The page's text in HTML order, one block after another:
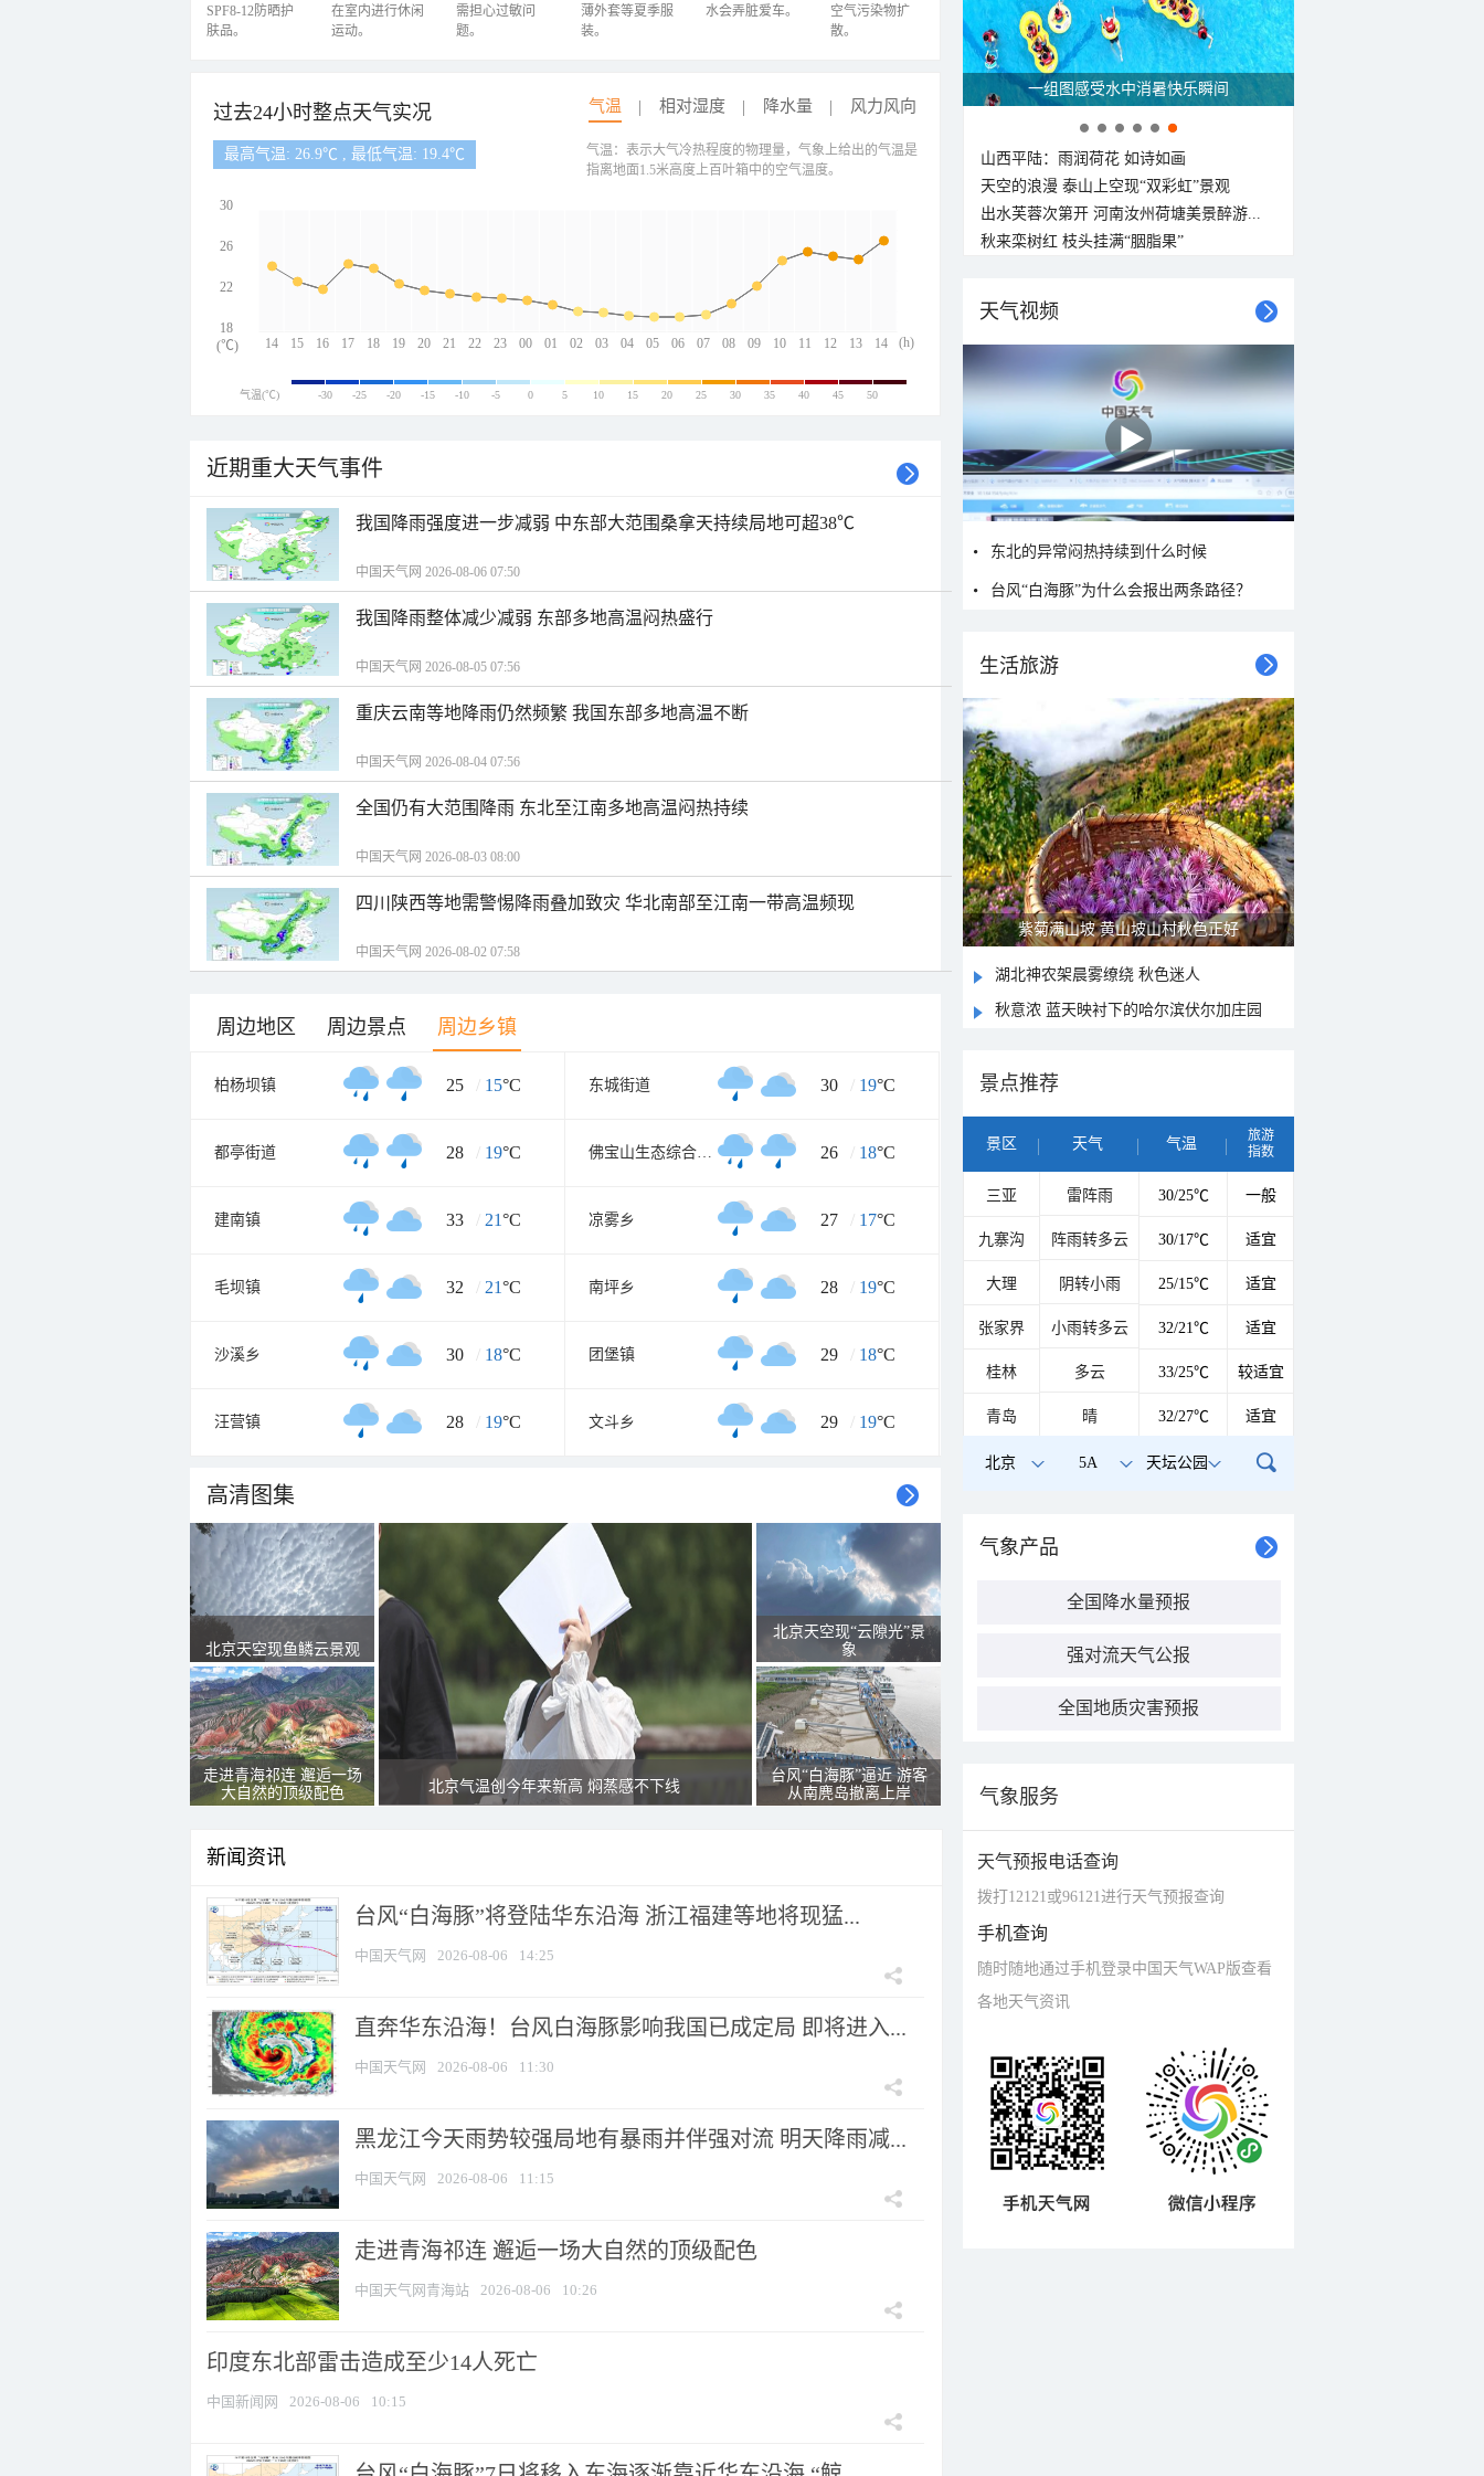
SPF8-12防晒护
肤品。
在室内进行休闲
运动。
需担心过敏问
题。
薄外套等夏季服
装。
水会弄脏爱车。
空气污染物扩
散。
过去24小时整点天气实况 气温 相对湿度 降水量 风力风向
最高气温: 26.9℃ , 最低气温: 19.4℃
14 15 16 17 18 19 20 21 22 23 00 01 02 03 04 05 06 07 08 09 10 11 12 13 14
30
26
22
18
(h)
(℃)
气温：表示大气冷热程度的物理量，气象上给出的气温是
指离地面1.5米高度上百叶箱中的空气温度。
气温(℃) -30 -25 -20 -15 -10 -5 0 5 10 15 20 25 30 35 40 45 50
近期重大天气事件
我国降雨强度进一步减弱 中东部大范围桑拿天持续局地可超38℃
中国天气网 2026-08-06 07:50
我国降雨整体减少减弱 东部多地高温闷热盛行
中国天气网 2026-08-05 07:56
重庆云南等地降雨仍然频繁 我国东部多地高温不断
中国天气网 2026-08-04 07:56
全国仍有大范围降雨 东北至江南多地高温闷热持续
中国天气网 2026-08-03 08:00
四川陕西等地需警惕降雨叠加致灾 华北南部至江南一带高温频现
中国天气网 2026-08-02 07:58
周边地区 周边景点 周边乡镇
柏杨坝镇 25 / 15°C 东城街道 30 / 19°C
都亭街道 28 / 19°C 佛宝山生态综合开发区 26 / 18°C
建南镇 33 / 21°C 凉雾乡 27 / 17°C
毛坝镇 32 / 21°C 南坪乡 28 / 19°C
沙溪乡 30 / 18°C 团堡镇 29 / 18°C
汪营镇 28 / 19°C 文斗乡 29 / 19°C
高清图集
北京天空现鱼鳞云景观
走进青海祁连 邂逅一场
大自然的顶级配色
北京气温创今年来新高 焖蒸感不下线
北京天空现“云隙光”景
象
台风“白海豚”逼近 游客
从南麂岛撤离上岸
新闻资讯
台风“白海豚”将登陆华东沿海 浙江福建等地将现猛...
中国天气网 2026-08-06 14:25
直奔华东沿海！台风白海豚影响我国已成定局 即将进入...
中国天气网 2026-08-06 11:30
黑龙江今天雨势较强局地有暴雨并伴强对流 明天降雨减...
中国天气网 2026-08-06 11:15
走进青海祁连 邂逅一场大自然的顶级配色
中国天气网青海站 2026-08-06 10:26
印度东北部雷击造成至少14人死亡
中国新闻网 2026-08-06 10:15
一组图感受水中消暑快乐瞬间
山西平陆：雨润荷花 如诗如画
天空的浪漫 泰山上空现“双彩虹”景观
出水芙蓉次第开 河南汝州荷塘美景醉游...
秋来栾树红 枝头挂满“胭脂果”
天气视频
东北的异常闷热持续到什么时候
台风“白海豚”为什么会报出两条路径？
生活旅游
紫菊满山坡 黄山坡山村秋色正好
湖北神农架晨雾缭绕 秋色迷人
秋意浓 蓝天映衬下的哈尔滨伏尔加庄园
景点推荐
景区 天气 气温
旅游
指数
三亚 雷阵雨 30/25℃ 一般
九寨沟 阵雨转多云 30/17℃ 适宜
大理 阴转小雨 25/15℃ 适宜
张家界 小雨转多云 32/21℃ 适宜
桂林 多云 33/25℃ 较适宜
青岛 晴 32/27℃ 适宜
北京 5A 天坛公园
气象产品
全国降水量预报
强对流天气公报
全国地质灾害预报
气象服务
天气预报电话查询
拨打12121或96121进行天气预报查询
手机查询
随时随地通过手机登录中国天气WAP版查看
各地天气资讯